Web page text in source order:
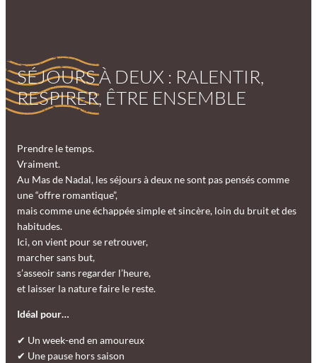
L
o
d
g
v
e
n
t
u
r
i
e
r
L
o
d
g
a
f
a
r
i
C
o
c
o
n
L
o
d
g
a
f
a
r
i
E
t
o
i
l
d
e
L
o
d
g
a
f
a
r
i
S
u
i
t
e
U
n
E
m
a
c
e
m
e
n
t
n
u
p
r
v
SÉJOURS À DEUX : RALENTIR,
RESPIRER, ÊTRE ENSEMBLE
Prendre le temps.
Vraiment.
Au Mas de Nadal, les séjours à deux ne sont pas pensés comme
une “offre romantique”,
mais comme une échappée simple et sincère, loin du bruit et des
habitudes.
Ici, on vient pour se retrouver,
marcher sans but,
s’asseoir sans regarder l’heure,
et laisser la nature faire le reste.
Idéal pour…
✔ Un week-end en amoureux
✔ Une pause hors saison